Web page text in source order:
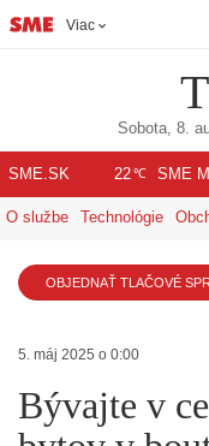
Viac
Sobota, 8.
SME.SK 22℃ SME
O službe Technológie
OBJEDNAŤ TLAČOVÉ
5. máj 2025 o 0:00
Bývajte v